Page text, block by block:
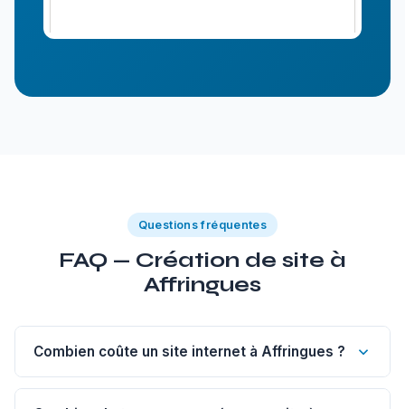
Questions fréquentes
FAQ — Création de site à
Affringues
Combien coûte un site internet à Affringues ?
Un site vitrine de 1 à 5 pages à Affringues commence à